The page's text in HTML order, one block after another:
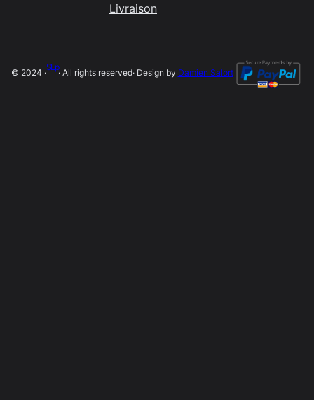
Livraison
© 2024 ·
SLip
· All rights reserved· Design by Damien Salort